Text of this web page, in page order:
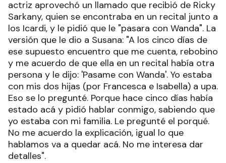
actriz aprovechó un llamado que recibió de Ricky
Sarkany, quien se encontraba en un recital junto a
los Icardi, y le pidió que le "pasara con Wanda". La
versión que le dio a Susana: "A los cinco días de
ese supuesto encuentro que me cuenta, rebobino
y me acuerdo de que ella en un recital había otra
persona y le dijo: 'Pasame con Wanda'. Yo estaba
con mis dos hijas (por Francesca e Isabella) a upa.
Eso se lo pregunté. Porque hace cinco días había
estado acá y pidió hablar conmigo, sabiendo que
yo estaba con mi familia. Le pregunté el porqué.
No me acuerdo la explicación, igual lo que
hablamos va a quedar acá. No me interesa dar
detalles".